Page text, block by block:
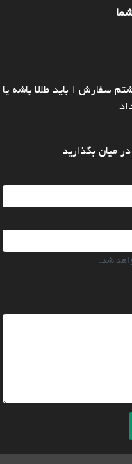
سفارش ا باید طللا باشه یا
میان بگذارید
شد.